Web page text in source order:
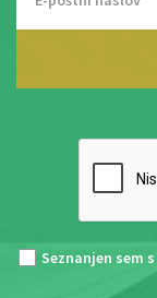
Seznanjen sem s